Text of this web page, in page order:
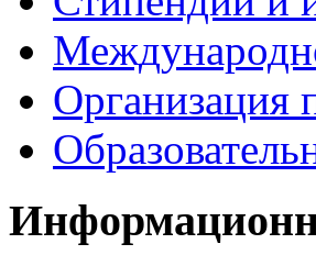
Организация